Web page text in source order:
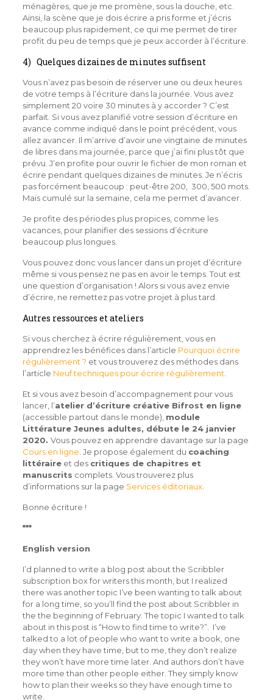
ménagères, que je me promène, sous la douche, etc.
Ainsi, la scène que je dois écrire a pris forme et j’écris
beaucoup plus rapidement, ce qui me permet de tirer
profit du peu de temps que je peux accorder à l’écriture.
4) Quelques dizaines de minutes suffisent
Vous n’avez pas besoin de réserver une ou deux heures
de votre temps à l’écriture dans la journée. Vous avez
simplement 20 voire 30 minutes à y accorder ? C’est
parfait. Si vous avez planifié votre session d’écriture en
avance comme indiqué dans le point précédent, vous
allez avancer. Il m’arrive d’avoir une vingtaine de minutes
de libres dans ma journée, parce que j’ai fini plus tôt que
prévu. J’en profite pour ouvrir le fichier de mon roman et
écrire pendant quelques dizaines de minutes. Je n’écris
pas forcément beaucoup : peut-être 200, 300, 500 mots.
Mais cumulé sur la semaine, cela me permet d’avancer.
Je profite des périodes plus propices, comme les
vacances, pour planifier des sessions d’écriture
beaucoup plus longues.
Vous pouvez donc vous lancer dans un projet d’écriture
même si vous pensez ne pas en avoir le temps. Tout est
une question d’organisation ! Alors si vous avez envie
d’écrire, ne remettez pas votre projet à plus tard.
Autres ressources et ateliers
Si vous cherchez à écrire régulièrement, vous en
apprendrez les bénéfices dans l’article Pourquoi écrire
régulièrement ? et vous trouverez des méthodes dans
l’article Neuf techniques pour écrire régulièrement
Et si vous avez besoin d’accompagnement pour vous
lancer, l’atelier d’écriture créative Bifrost en ligne
(accessible partout dans le monde), module
Littérature Jeunes adultes, débute le 24 janvier
2020. Vous pouvez en apprendre davantage sur la page
Cours en ligne . Je propose également du coaching
littéraireet des critiques de chapitres et
manuscrits complets. Vous trouverez plus
d’informations sur la page Services éditoriaux.
Bonne écriture !
***
English version
I’d planned to write a blog post about the Scribbler
subscription box for writers this month, but I realized
there was another topic I’ve been wanting to talk about
for a long time, so you’ll find the post about Scribbler in
the the beginning of February. The topic I wanted to talk
about in this post is “How to find time to write?”. I’ve
talked to a lot of people who want to write a book, one
day when they have time, but to me, they don’t realize
they won’t have more time later. And authors don’t have
more time than other people either. They simply know
how to plan their weeks so they have enough time to
write.